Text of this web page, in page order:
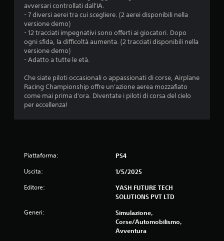
.
s
e
l
l
avversari controllati dall'IA.
- 7 diversi aerei tra cui scegliere. (2 aerei disponibili nella
versione demo)
- 12 tracciati impegnativi sono offerti ai giocatori. Dopo
ogni sfida, la difficoltà aumenta. (2 tracciati disponibili nella
versione demo)
- Adatto a tutte le età.
Che siate piloti occasionali o appassionati di corse, Airplane
Racing Championship offre un'azione aerea mozzafiato
come mai prima d'ora. Diventate i piloti di corsa del cielo
per eccellenza!
Piattaforma: PS4
Uscita: 1/5/2025
Editore:
YASH FUTURE TECH
SOLUTIONS PVT LTD
Generi:
Simulazione,
Corse/Automobilismo,
Avventura